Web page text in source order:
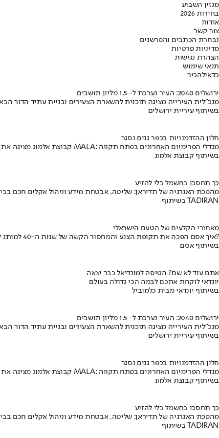
מגזין השבוע
בחירות 2026
אודות
צור קשר
נבחרת הכתבים והפרשנים
מדיניות פרטיות
הצהרת נגישות
תנאי שימוש
כדאילהכיר
ירושלים 2040: העיר נערכת ל- 1.5 מליון תושבים
מנכ"לית העירייה מציגה תוכנית להשארת הצעירים ובניית עתיד הדור
בשיתוף עיריית ירושלים
חלון ההזדמנויות בכפר גנים נסגר
קבוצת אלמוג מציגה את פרויקט MALA: מגדלי הפרימיום האחרונים בפתח תקווה
בשיתוף קבוצת אלמוג
כך תחסכו בחשמל בלי להזיע
מהפכת האנרגיה של תדיראן: שליטה, אבטחת מידע וניהול אקלים חכם
בשיתוף TADIRAN
מאחורי הקלעים של הטעם הישראלי
איך אסם הפכה את תקופת הצנע והמחסור הקשה של שנות ה-40 למותג לאומי?
בשיתוף אסם
אתם עוד לא שם? הטיסה למונדיאל כבר יצאה
יונדאי לוקחת אתכם לבמה הכי גדולה בעולם
בשיתוף יונדאי מבית כלמוביל
ירושלים 2040: העיר נערכת ל- 1.5 מליון תושבים
מנכ"לית העירייה מציגה תוכנית להשארת הצעירים ובניית עתיד הדור
בשיתוף עיריית ירושלים
חלון ההזדמנויות בכפר גנים נסגר
קבוצת אלמוג מציגה את פרויקט MALA: מגדלי הפרימיום האחרונים בפתח תקווה
בשיתוף קבוצת אלמוג
כך תחסכו בחשמל בלי להזיע
מהפכת האנרגיה של תדיראן: שליטה, אבטחת מידע וניהול אקלים חכם
בשיתוף TADIRAN